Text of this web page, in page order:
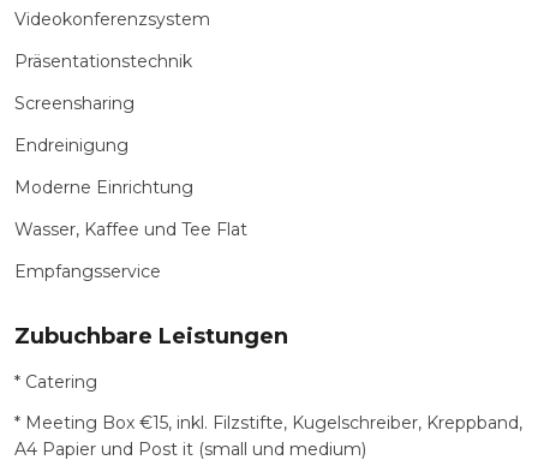
Videokonferenzsystem
Präsentationstechnik
Screensharing
Endreinigung
Moderne Einrichtung
Wasser, Kaffee und Tee Flat
Empfangsservice
Zubuchbare Leistungen
* Catering
* Meeting Box €15, inkl. Filzstifte, Kugelschreiber, Kreppband,
A4 Papier und Post it (small und medium)